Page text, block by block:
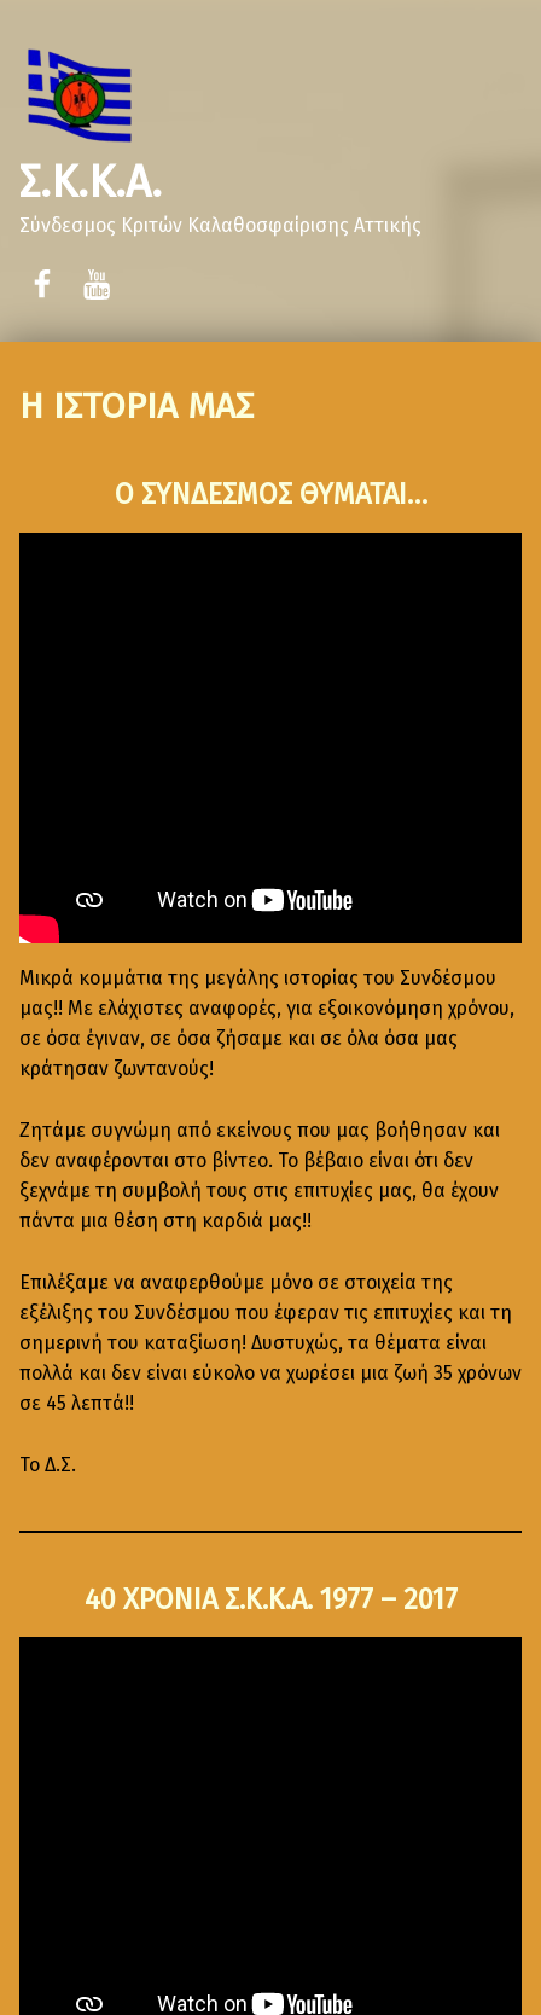
Σ.Κ.Κ.Α.
Σύνδεσμος Κριτών Καλαθοσφαίρισης Αττικής
Η ΙΣΤΟΡΙΑ ΜΑΣ
Ο ΣΥΝΔΕΣΜΟΣ ΘΥΜΑΤΑΙ…
Μικρά κομμάτια της μεγάλης ιστορίας του Συνδέσμου
μας!! Με ελάχιστες αναφορές, για εξοικονόμηση χρόνου,
σε όσα έγιναν, σε όσα ζήσαμε και σε όλα όσα μας
κράτησαν ζωντανούς!
Ζητάμε συγνώμη από εκείνους που μας βοήθησαν και
δεν αναφέρονται στο βίντεο. Το βέβαιο είναι ότι δεν
ξεχνάμε τη συμβολή τους στις επιτυχίες μας, θα έχουν
πάντα μια θέση στη καρδιά μας!!
Επιλέξαμε να αναφερθούμε μόνο σε στοιχεία της
εξέλιξης του Συνδέσμου που έφεραν τις επιτυχίες και τη
σημερινή του καταξίωση! Δυστυχώς, τα θέματα είναι
πολλά και δεν είναι εύκολο να χωρέσει μια ζωή 35 χρόνων
σε 45 λεπτά!!
Το Δ.Σ.
40 ΧΡΟΝΙΑ Σ.Κ.Κ.Α. 1977 – 2017